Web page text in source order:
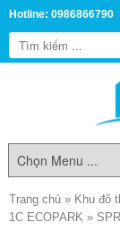
Hotline: 0986866790
Trang chủ » Khu đô
1C ECOPARK »